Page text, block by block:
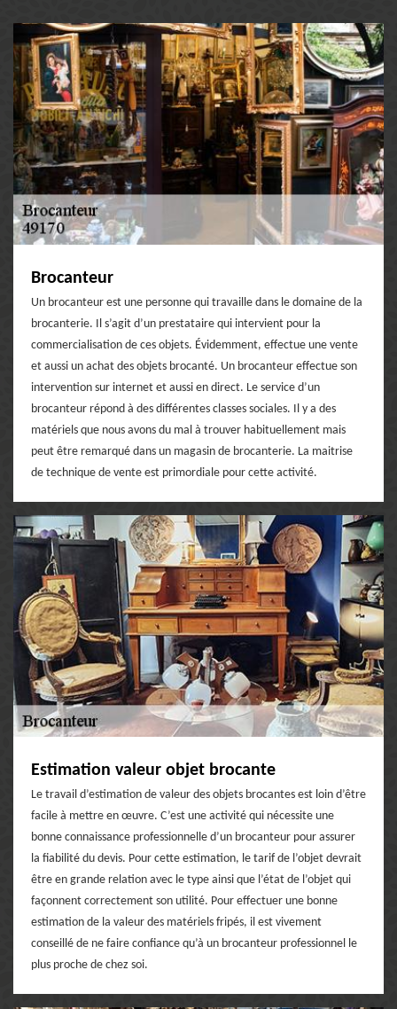
Brocanteur
Un brocanteur est une personne qui travaille dans le domaine de la
brocanterie. Il s’agit d’un prestataire qui intervient pour la
commercialisation de ces objets. Évidemment, effectue une vente
et aussi un achat des objets brocanté. Un brocanteur effectue son
intervention sur internet et aussi en direct. Le service d’un
brocanteur répond à des différentes classes sociales. Il y a des
matériels que nous avons du mal à trouver habituellement mais
peut être remarqué dans un magasin de brocanterie. La maitrise
de technique de vente est primordiale pour cette activité.
Estimation valeur objet brocante
Le travail d’estimation de valeur des objets brocantes est loin d’être
facile à mettre en œuvre. C’est une activité qui nécessite une
bonne connaissance professionnelle d’un brocanteur pour assurer
la fiabilité du devis. Pour cette estimation, le tarif de l’objet devrait
être en grande relation avec le type ainsi que l’état de l’objet qui
façonnent correctement son utilité. Pour effectuer une bonne
estimation de la valeur des matériels fripés, il est vivement
conseillé de ne faire confiance qu’à un brocanteur professionnel le
plus proche de chez soi.